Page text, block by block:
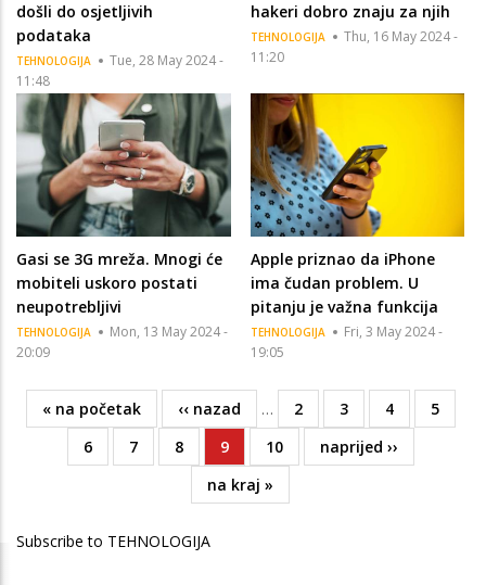
došli do osjetljivih
podataka
TEHNOLOGIJA
Tue, 28 May 2024 -
11:48
hakeri dobro znaju za njih
TEHNOLOGIJA
Thu, 16 May 2024 -
11:20
Gasi se 3G mreža. Mnogi će
mobiteli uskoro postati
neupotrebljivi
TEHNOLOGIJA
Mon, 13 May 2024 -
20:09
Apple priznao da iPhone
ima čudan problem. U
pitanju je važna funkcija
TEHNOLOGIJA
Fri, 3 May 2024 -
19:05
Pagination
First
page
« na početak
Previous
page
‹‹ nazad … Page
2 Page
3 Page
4 Page
5
Page
6 Page
7 Page
8
Current
page
9 Page
10
Next
page
naprijed ››
Last
page
na kraj »
Subscribe to TEHNOLOGIJA